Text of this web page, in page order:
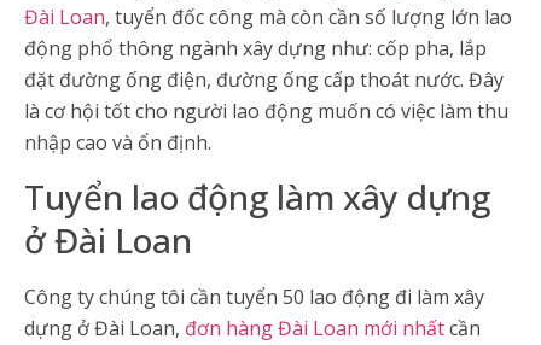
Đài Loan, tuyển đốc công mà còn cần số lượng lớn lao
động phổ thông ngành xây dựng như: cốp pha, lắp
đặt đường ống điện, đường ống cấp thoát nước. Đây
là cơ hội tốt cho người lao động muốn có việc làm thu
nhập cao và ổn định.
Tuyển lao động làm xây dựng
ở Đài Loan
Công ty chúng tôi cần tuyển 50 lao động đi làm xây
dựng ở Đài Loan, đơn hàng Đài Loan mới nhấtcần